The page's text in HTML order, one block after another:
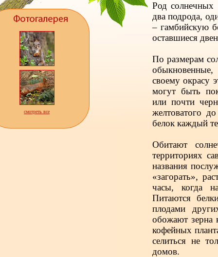
смотреть все
Род солнечных
два подрода,
– гамбийскую
оставшиеся
По размерам
своему окрасу
могут быть
или почти
желтоватого
белок каждый
Обитают
территориях
названия
«загорать»,
часы, когда
Питаются
плодами
обожают зерна
кофейных
селиться не
домов.